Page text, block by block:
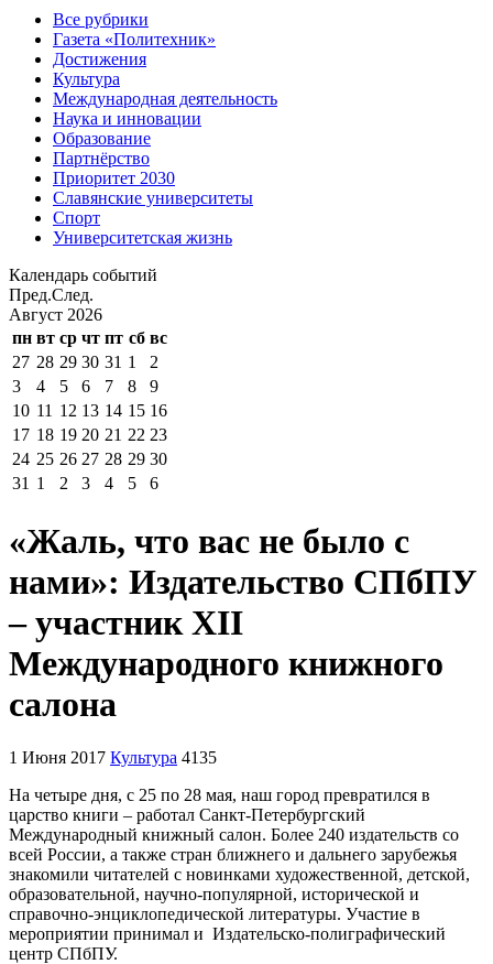
Все рубрики
Газета «Политехник»
Достижения
Культура
Международная деятельность
Наука и инновации
Образование
Партнёрство
Приоритет 2030
Славянские университеты
Спорт
Университетская жизнь
Календарь событий
Пред.След.
Август 2026
пн вт ср чт пт сб вс
27 28 29 30 31 1
2
3
4 5 6 7 8
9
10 11 12 13 14 15 16
17 18 19 20 21 22 23
24 25 26 27 28 29 30
31 1 2 3 4 5 6
«Жаль, что вас не было с
нами»: Издательство СПбПУ
– участник XII
Международного книжного
салона
1 Июня 2017 Культура 4135
На четыре дня, с 25 по 28 мая, наш город превратился в
царство книги – работал Санкт-Петербургский
Международный книжный салон. Более 240 издательств со
всей России, а также стран ближнего и дальнего зарубежья
знакомили читателей с новинками художественной, детской,
образовательной, научно-популярной, исторической и
справочно-энциклопедической литературы. Участие в
мероприятии принимал и Издательско-полиграфический
центр СПбПУ.